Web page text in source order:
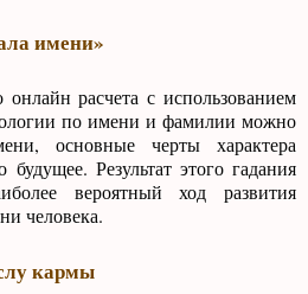
имени»
расчета с использованием
по имени и фамилии можно
основные черты характера
будущее. Результат этого гадания
вероятный ход развития
человека.
кармы